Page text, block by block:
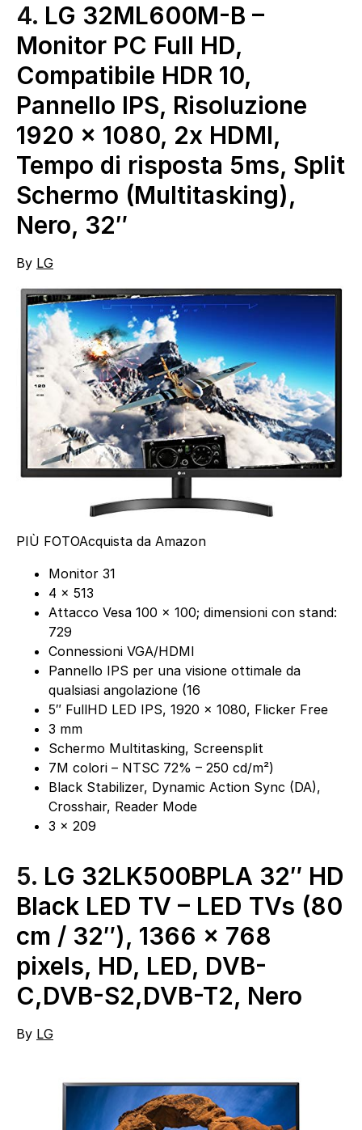
4. LG 32ML600M-B –
Monitor PC Full HD,
Compatibile HDR 10,
Pannello IPS, Risoluzione
1920 x 1080, 2x HDMI,
Tempo di risposta 5ms, Split
Schermo (Multitasking),
Nero, 32″
By LG
PIÙ FOTOAcquista da Amazon
Monitor 31
4 x 513
Attacco Vesa 100 x 100; dimensioni con stand:
729
Connessioni VGA/HDMI
Pannello IPS per una visione ottimale da
qualsiasi angolazione (16
5″ FullHD LED IPS, 1920 x 1080, Flicker Free
3 mm
Schermo Multitasking, Screensplit
7M colori – NTSC 72% – 250 cd/m²)
Black Stabilizer, Dynamic Action Sync (DA),
Crosshair, Reader Mode
3 x 209
5. LG 32LK500BPLA 32″ HD
Black LED TV – LED TVs (80
cm / 32″), 1366 x 768
pixels, HD, LED, DVB-
C,DVB-S2,DVB-T2, Nero
By LG